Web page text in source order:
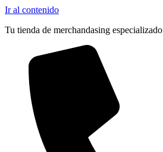
Ir al contenido
Tu tienda de merchandasing especializado